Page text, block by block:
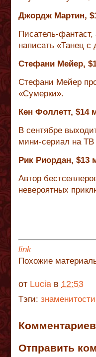
Джордж Мартин,
Писатель-
написать «Танец с
Стефани Мейер,
Стефани Мейер
«Сумерки».
Кен Фоллетт, $14
В сентябре
мини-сериал на ТВ
Рик Риордан, $13
Автор
невероятных
link
Похожие
от Lucia в 12:53
Тэги: знаменитости
Отправить